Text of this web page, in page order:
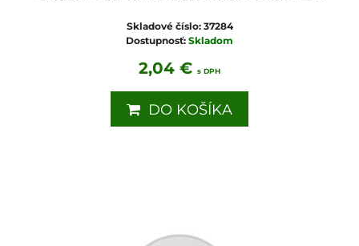
Skladové číslo: 37284
Dostupnosť: Skladom
2,04 € s DPH
DO KOŠÍKA